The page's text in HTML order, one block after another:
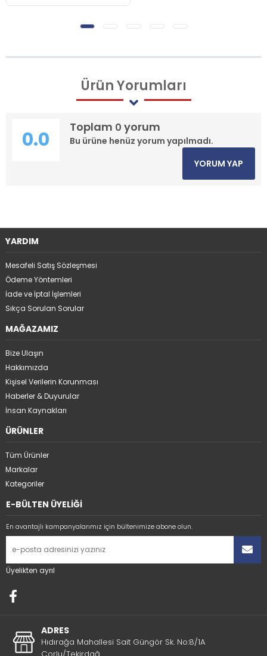
ÜrünYorumları
Toplam 0 yorum
Bu ürüne henüz yorum yapılmadı.
0.0
YORUM YAP
YARDIM
Mesafeli Satış Sözleşmesi
Ödeme Yöntemleri
İade ve İptal İşlemleri
Sıkça Sorulan Sorular
MAĞAZAMIZ
Bize Ulaşın
Hakkımızda
Kişisel Verilerin Korunması
Haberler & Duyurular
İnsan Kaynakları
ÜRÜNLER
Tüm Ürünler
Markalar
Kategoriler
E-BÜLTEN ÜYELİĞİ
En avantajlı kampanyalarımız için bültenimize abone olun.
Üyelikten ayrıl
ADRES
Hıdırağa Mahallesi Sait Güngör Sk. No:8/1A